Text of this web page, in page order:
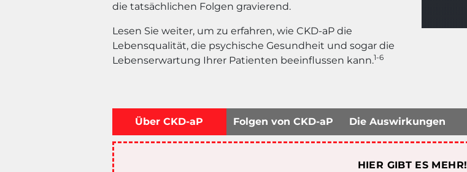
die tatsächlichen Folgen gravierend.
Lesen Sie weiter, um zu erfahren, wie CKD-aP die
Lebensqualität, die psychische Gesundheit und sogar die
Lebenserwartung Ihrer Patienten beeinflussen kann.1-6
Über CKD-aP Folgen von CKD-aP Die Auswirkungen
HIER GIBT ES MEHR!